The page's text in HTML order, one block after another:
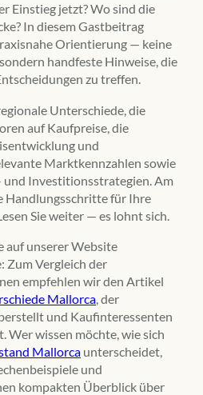
Einstieg jetzt? Wo sind die
In diesem Gastbeitrag
Orientierung — keine
handfeste Hinweise, die
zu treffen.
Unterschiede, die
auf Kaufpreise, die
und
Marktkennzahlen sowie
und Investitionsstrategien. Am
Handlungsschritte für Ihre
Sie weiter — es lohnt sich.
auf unserer Website
Zum Vergleich der
empfehlen wir den Artikel
Mallorca, der
und Kaufinteressenten
Wer wissen möchte, wie sich
Mallorca unterscheidet,
und
kompakten Überblick über